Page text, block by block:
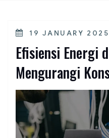
POSTED
19 JANUARY 2025
Efisiensi Energi
Mengurangi